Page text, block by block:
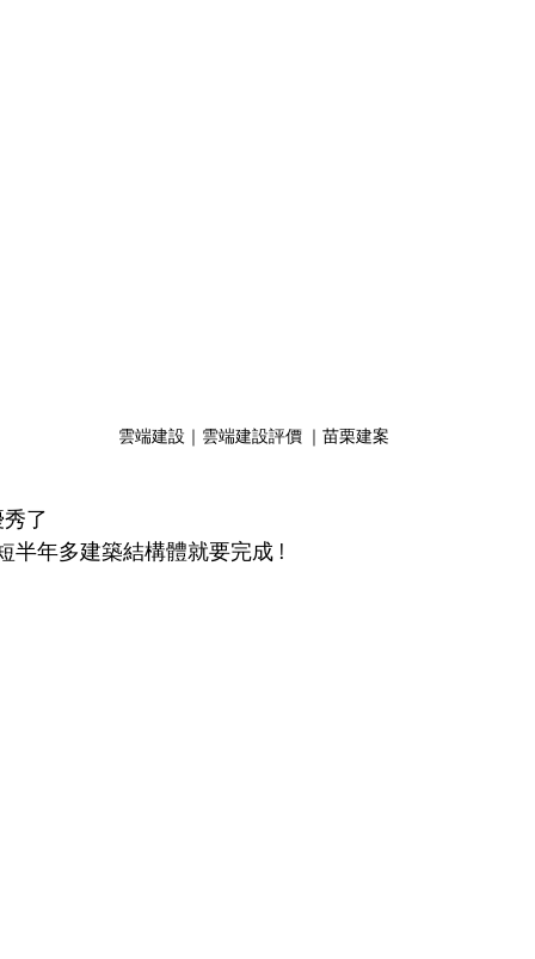
雲端建設｜雲端建設評價 ｜苗栗建案
了
半年多建築結構體就要完成 !